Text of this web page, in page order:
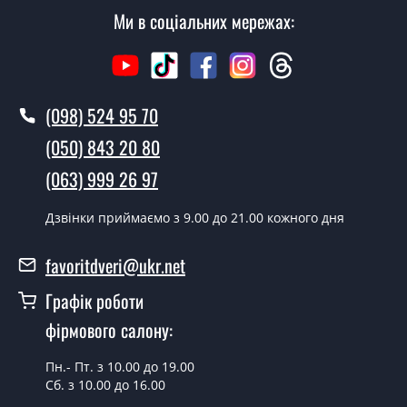
Скільки коштує викликати замірника?
Виклик замірника-консультанта коштує 500 грн.
дверей ТМ Фаворит?
Так робимо. Монтаж міжкімнатних дверей ТМ Фаворит
проводиться згідно з чергою, у всі дні крім неділі.
Скільки коштує встановлення дверей
Techno-20 White?
Вартість встановлення дверей Techno-20 White - от
Можна на сьогодні викликати
замірника?
Так можна.
Ми в соціальних мережах:
(098) 524 95 70
(050) 843 20 80
(063) 999 26 97
Дзвінки приймаємо з 9.00 до 21.00 кожного дня
favoritdveri@ukr.net
Графік роботи
фірмового салону:
Пн.- Пт. з 10.00 до 19.00
Сб. з 10.00 до 16.00